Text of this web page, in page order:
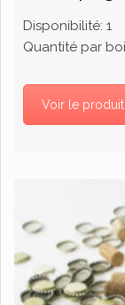
Disponibilité: 1
Quantité par
Voir le produit